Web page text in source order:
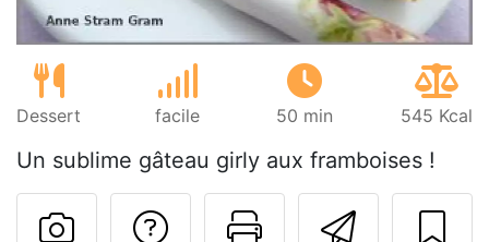
Dessert facile 50 min 545 Kcal
Un sublime gâteau girly aux framboises !
Imprimer
Poser une